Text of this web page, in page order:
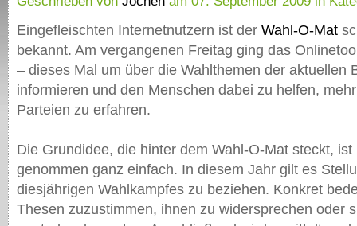
Eingefleischten Internetnutzern ist der Wahl-O-Mat
bekannt. Am vergangenen Freitag ging das
– dieses Mal um über die Wahlthemen der aktuellen
informieren und den Menschen dabei zu helfen,
Parteien zu erfahren.
Die Grundidee, die hinter dem Wahl-O-Mat steckt, ist
genommen ganz einfach. In diesem Jahr gilt es
diesjährigen Wahlkampfes zu beziehen. Konkret
Thesen zuzustimmen, ihnen zu widersprechen oder